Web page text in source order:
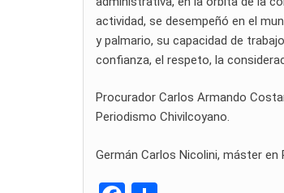
actividad, se desempeñó en el
y palmario, su capacidad de
confianza, el respeto, la
Procurador Carlos Armando
Periodismo Chivilcoyano.
Germán Carlos Nicolini, máster